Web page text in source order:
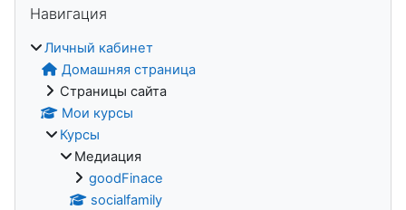
Навигация
Личный кабинет
Домашняя страница
Страницы сайта
Мои курсы
Курсы
Медиация
goodFinace
socialfamily